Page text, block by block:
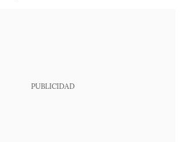
PUBLICIDAD